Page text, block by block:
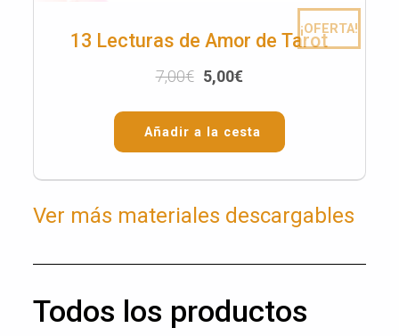
13 Lecturas de Amor de Tarot
¡OFERTA!
7,00€ 5,00€
Añadir a la cesta
Ver más materiales descargables
Todos los productos